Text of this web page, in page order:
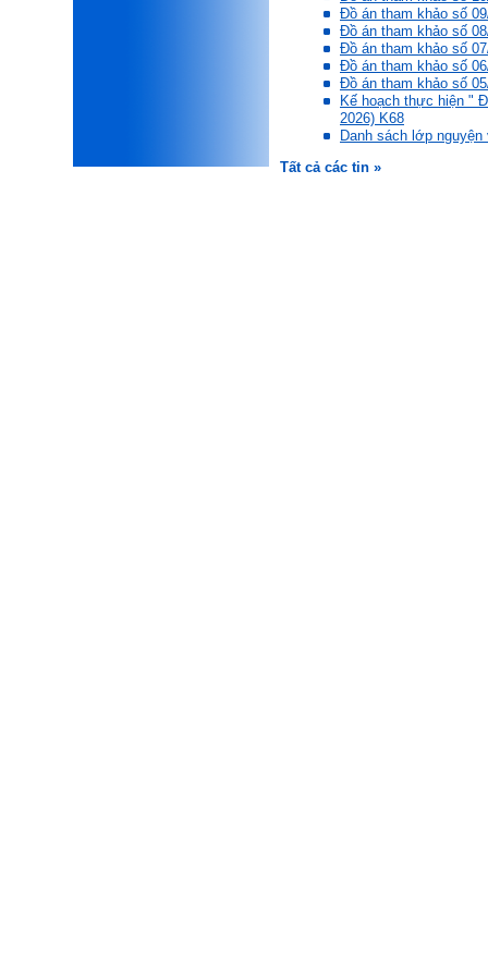
Đồ án tham khảo số
Đồ án tham khảo số
Đồ án tham khảo số
Đồ án tham khảo số
Đồ án tham khảo số
Kế hoạch thực hiện "
2026) K68
Danh sách lớp
Tất cả các tin »